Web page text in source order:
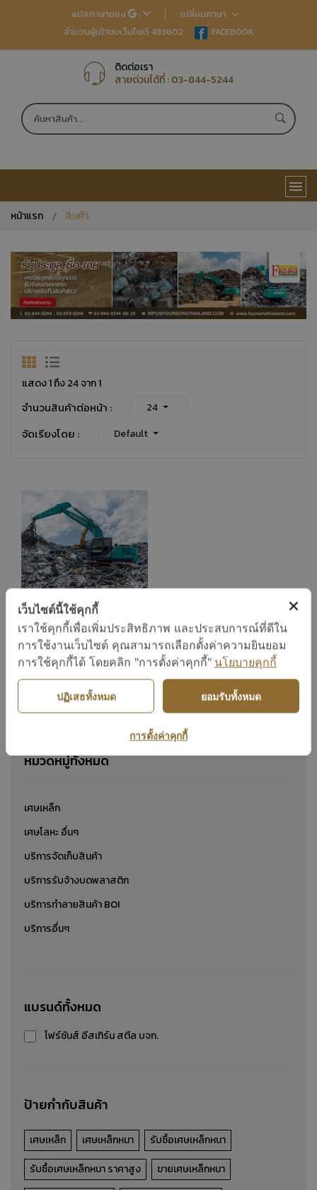
แปลภาษาของ :
TH EN
CN
เปลี่ยนภาษา
จำนวนผู้เข้าชมเว็บไซต์ 483602
FACEBOOK
ติดต่อเรา
สายด่วนได้ที่ :03-844-5244
หน้าแรก สินค้า
แสดง 1 ถึง 24 จาก 1
จำนวนสินค้าต่อหน้า : 24
จัดเรียงโดย : Default
เศษเหล็กปั๊ม
เศษเหล็กปั๊ม
รับซื้อ-ขาย-ประมูล เศษเหล็กปั๊ม
แสดง 1 ถึง 24 จาก 1
หมวดหมู่ทั้งหมด
เศษเหล็ก
เศษโลหะ อื่นๆ
บริการจัดเก็บสินค้า
บริการรับจ้างบดพลาสติก
บริการทำลายสินค้า BOI
บริการอื่นๆ
แบรนด์ทั้งหมด
โฟร์ซันส์ อีสเทิร์น สตีล บจก.
ป้ายกำกับสินค้า
เศษเหล็ก เศษเหล็กหนา
รับซื้อเศษเหล็กหนา
รับซื้อเศษเหล็กหนา ราคาสูง
ขายเศษเหล็กหนา
เว็บไซต์นี้ใช้คุกกี้
เราใช้คุกกี้เพื่อเพิ่มประสิทธิภาพ และประสบการณ์ที่ดีใน
การใช้งานเว็บไซต์ คุณสามารถเลือกตั้งค่าความยินยอม
การใช้คุกกี้ได้ โดยคลิก "การตั้งค่าคุกกี้" นโยบายคุกกี้
ปฏิเสธทั้งหมด ยอมรับทั้งหมด
การตั้งค่าคุกกี้